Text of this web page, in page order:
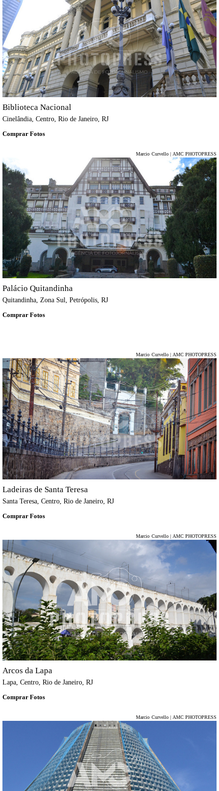
Biblioteca Nacional
Cinelândia, Centro, Rio de Janeiro, RJ
Comprar Fotos
Marcio Curvello | AMC PHOTOPRESS
Palácio Quitandinha
Quitandinha, Zona Sul, Petrópolis, RJ
Comprar Fotos
Marcio Curvello | AMC PHOTOPRESS
Ladeiras de Santa Teresa
Santa Teresa, Centro, Rio de Janeiro, RJ
Comprar Fotos
Marcio Curvello | AMC PHOTOPRESS
Arcos da Lapa
Lapa, Centro, Rio de Janeiro, RJ
Comprar Fotos
Marcio Curvello | AMC PHOTOPRESS